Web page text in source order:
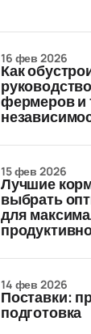
Как
фермеров и
16 фев 2026
Лучшие
выбрать
для
15 фев 2026
Поставки:
подготовка
14 фев 2026